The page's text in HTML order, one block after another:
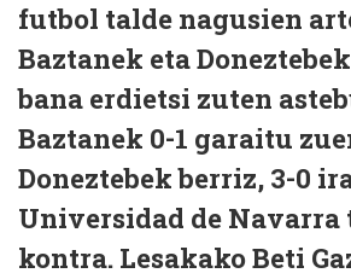
futbol talde nagusien
Baztanek eta
bana erdietsi zuten
Baztanek 0-1 garaitu
Doneztebek berriz, 3-0
Universidad de Navarra
kontra. Lesakako Beti